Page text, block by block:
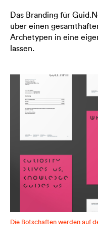
Das Branding für
über einen
Archetypen in eine
lassen.
Die Botschaften werden auf